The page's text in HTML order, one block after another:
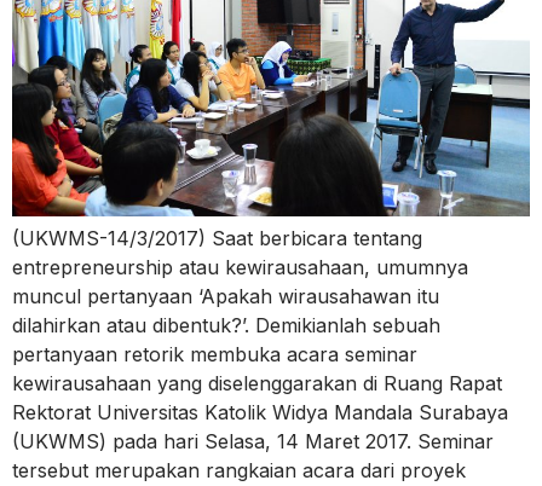
(UKWMS-14/3/2017) Saat berbicara tentang
entrepreneurship atau kewirausahaan, umumnya
muncul pertanyaan ‘Apakah wirausahawan itu
dilahirkan atau dibentuk?’. Demikianlah sebuah
pertanyaan retorik membuka acara seminar
kewirausahaan yang diselenggarakan di Ruang Rapat
Rektorat Universitas Katolik Widya Mandala Surabaya
(UKWMS) pada hari Selasa, 14 Maret 2017. Seminar
tersebut merupakan rangkaian acara dari proyek